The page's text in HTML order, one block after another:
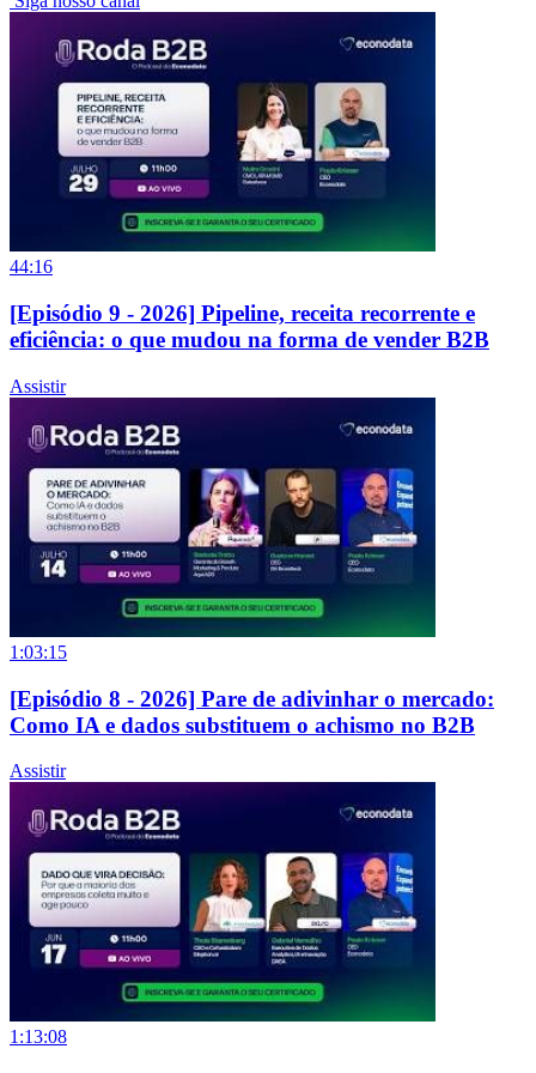
44:16
[Episódio 9 - 2026] Pipeline, receita recorrente e
eficiência: o que mudou na forma de vender B2B
Assistir
1:03:15
[Episódio 8 - 2026] Pare de adivinhar o mercado:
Como IA e dados substituem o achismo no B2B
Assistir
1:13:08